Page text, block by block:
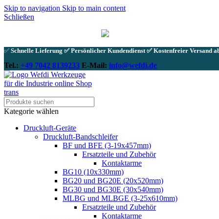
Skip to navigation Skip to main content
Schließen
✅ Schnelle Lieferung ✅ Persönlicher Kundendienst ✅ Kostenfreier Versand
Tel.: +49 7042 8139233 E-Mail: info@wefdi.de
Kategorie wählen
Druckluft-Geräte
Druckluft-Bandschleifer
BF und BFE (3-19x457mm)
Ersatzteile und Zubehör
Kontaktarme
BG10 (10x330mm)
BG20 und BG20E (20x520mm)
BG30 und BG30E (30x540mm)
MLBG und MLBGE (3-25x610mm)
Ersatzteile und Zubehör
Kontaktarme